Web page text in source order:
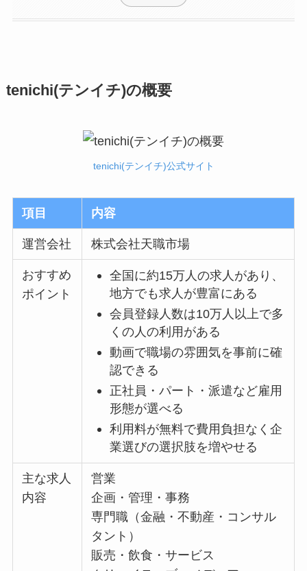
tenichi(テンイチ)の概要
tenichi(テンイチ)公式サイト
項目 内容
運営会社 株式会社天職市場
おすすめ
ポイント
全国に約15万人の求人があり、
地方でも求人が豊富にある
会員登録人数は10万人以上で多
くの人の利用がある
動画で職場の雰囲気を事前に確
認できる
正社員・パート・派遣など雇用
形態が選べる
利用料が無料で費用負担なく企
業選びの選択肢を増やせる
主な求人
内容
営業
企画・管理・事務
専門職（金融・不動産・コンサル
タント）
販売・飲食・サービス